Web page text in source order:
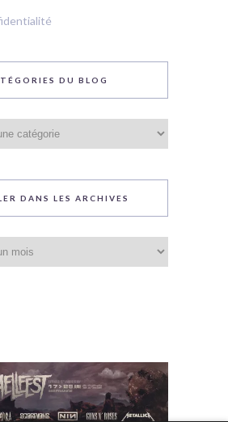
DU BLOG
DANS LES ARCHIVES